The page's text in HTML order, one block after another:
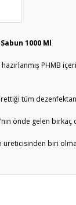
1000 Ml
PHMB
tüm
önde gelen
üreticisinden biri